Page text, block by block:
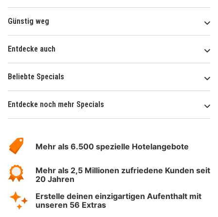
Günstig weg
Entdecke auch
Beliebte Specials
Entdecke noch mehr Specials
Hotelspecials
Mehr als 6.500 spezielle Hotelangebote
Mehr als 2,5 Millionen zufriedene Kunden seit
20 Jahren
Erstelle deinen einzigartigen Aufenthalt mit
unseren 56 Extras